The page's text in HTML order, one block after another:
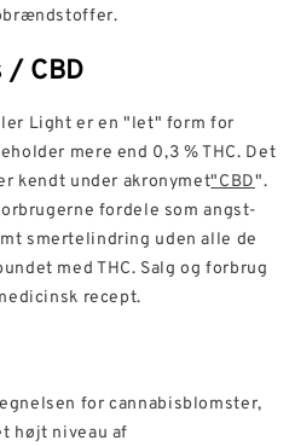
/ CBD
Light er en "let" form for
mere end 0,3 % THC. Det
kendt under akronymet"CBD".
fordele som angst-
smertelindring uden alle de
med THC. Salg og forbrug
recept.
for cannabisblomster,
højt niveau af